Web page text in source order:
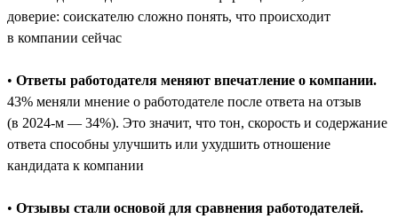
доверие: соискателю сложно понять, что происходит
в компании сейчас
• Ответы работодателя меняют впечатление о компании.
43% меняли мнение о работодателе после ответа на отзыв
(в 2024-м — 34%). Это значит, что тон, скорость и содержание
ответа способны улучшить или ухудшить отношение
кандидата к компании
• Отзывы стали основой для сравнения работодателей.